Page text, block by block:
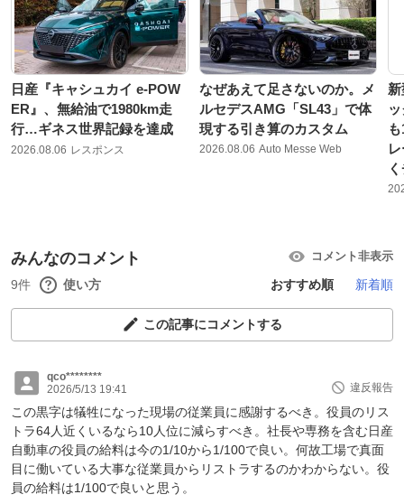
日産『キャシュカイ e-POW
ER』、無給油で1980km走
行…ギネス世界記録を達成
2026.08.06 レスポンス
なぜあえて足さないのか。メ
ルセデスAMG「SL43」で体
現する引き算のカスタム
2026.08.06 Auto Messe Web
みんなのコメント コメント非表示
9件 使い方 おすすめ順 新着順
この記事にコメントする
qco********
2026/5/13 19:41
違反報告
この黒字は犠牲になった現場の従業員に感謝するべき。役員のリス
トラ64人近くいるなら10人位に減らすべき。社長や専務を含む日産
自動車の役員の給料は今の1/10から1/100で良い。何故工場で真面
目に働いている大事な従業員からリストラするのかわからない。役
員の給料は1/100で良いと思う。